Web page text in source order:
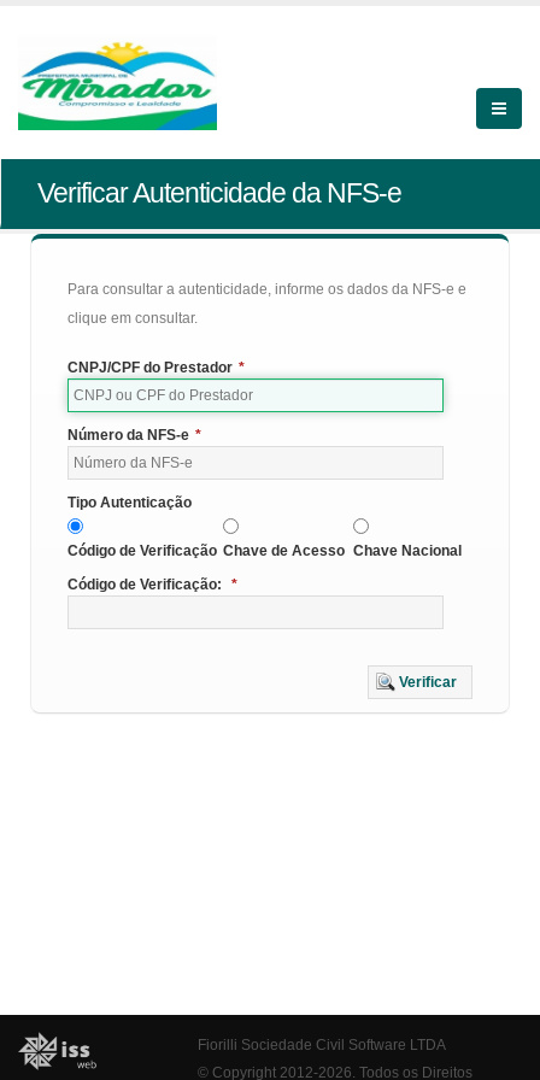
Verificar Autenticidade da NFS-e
Para consultar a autenticidade, informe os dados da NFS-e e
clique em consultar.
CNPJ/CPF do Prestador *
Número da NFS-e *
Tipo Autenticação
Código de Verificação Chave de Acesso Chave Nacional
Código de Verificação:
*
Verificar
Fiorilli Sociedade Civil Software LTDA
© Copyright 2012-2026. Todos os Direitos